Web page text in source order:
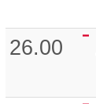
26.00